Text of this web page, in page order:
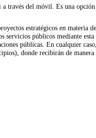
del móvil. Es una
estratégicos en materia
públicos mediante
públicas. En cualquier
donde recibirán de manera